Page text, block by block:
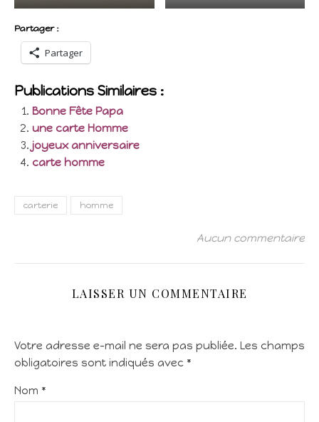
Partager :
Partager
Publications Similaires :
Bonne Fête Papa
une carte Homme
joyeux anniversaire
carte homme
carterie homme
Aucun commentaire
LAISSER UN COMMENTAIRE
Votre adresse e-mail ne sera pas publiée. Les champs
obligatoires sont indiqués avec *
Nom *